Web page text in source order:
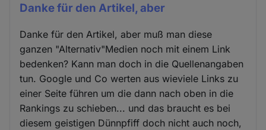
Danke für den Artikel, aber
Danke für den Artikel, aber muß man diese
ganzen "Alternativ"Medien noch mit einem Link
bedenken? Kann man doch in die Quellenangaben
tun. Google und Co werten aus wieviele Links zu
einer Seite führen um die dann nach oben in die
Rankings zu schieben... und das braucht es bei
diesem geistigen Dünnpfiff doch nicht auch noch,